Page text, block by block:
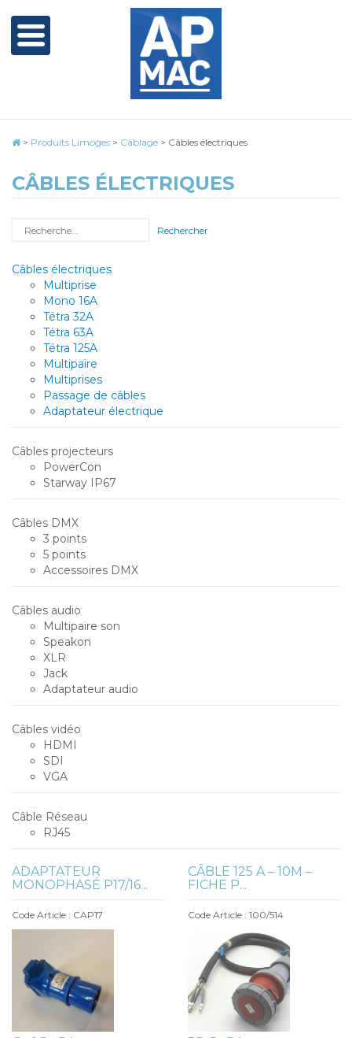
> Produits Limoges > Câblage > Câbles électriques
CÂBLES ÉLECTRIQUES
Rechercher
Câbles électriques
Multiprise
Mono 16A
Tétra 32A
Tétra 63A
Tétra 125A
Multipaire
Multiprises
Passage de câbles
Adaptateur électrique
Câbles projecteurs
PowerCon
Starway IP67
Câbles DMX
3 points
5 points
Accessoires DMX
Câbles audio
Multipaire son
Speakon
XLR
Jack
Adaptateur audio
Câbles vidéo
HDMI
SDI
VGA
Câble Réseau
RJ45
ADAPTATEUR
MONOPHASÉ P17/16...
Code Article : CAP17
CÂBLE 125 A – 10M –
FICHE P...
Code Article : 100/514